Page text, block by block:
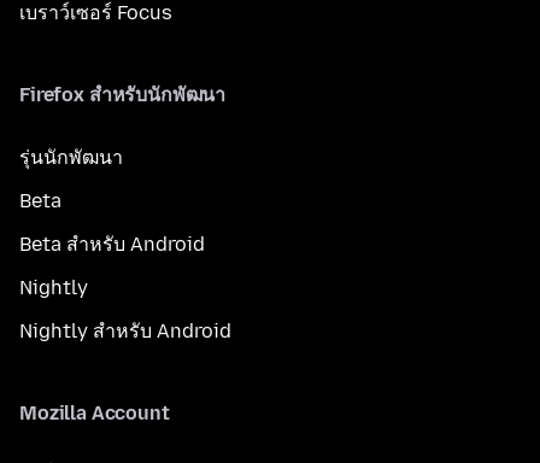
เบราว์เซอร์ Focus
Firefox สำหรับนักพัฒนา
รุ่นนักพัฒนา
Beta
Beta สำหรับ Android
Nightly
Nightly สำหรับ Android
Mozilla Account